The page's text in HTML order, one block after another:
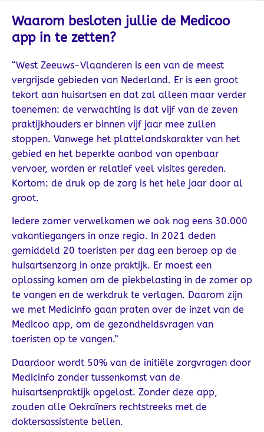
Waarom besloten jullie de Medicoo
app in te zetten?
“West Zeeuws-Vlaanderen is een van de meest
vergrijsde gebieden van Nederland. Er is een groot
tekort aan huisartsen en dat zal alleen maar verder
toenemen: de verwachting is dat vijf van de zeven
praktijkhouders er binnen vijf jaar mee zullen
stoppen. Vanwege het plattelandskarakter van het
gebied en het beperkte aanbod van openbaar
vervoer, worden er relatief veel visites gereden.
Kortom: de druk op de zorg is het hele jaar door al
groot.
Iedere zomer verwelkomen we ook nog eens 30.000
vakantiegangers in onze regio. In 2021 deden
gemiddeld 20 toeristen per dag een beroep op de
huisartsenzorg in onze praktijk. Er moest een
oplossing komen om de piekbelasting in de zomer op
te vangen en de werkdruk te verlagen. Daarom zijn
we met Medicinfo gaan praten over de inzet van de
Medicoo app, om de gezondheidsvragen van
toeristen op te vangen.”
Daardoor wordt 50% van de initiële zorgvragen door
Medicinfo zonder tussenkomst van de
huisartsenpraktijk opgelost. Zonder deze app,
zouden alle Oekraïners rechtstreeks met de
doktersassistente bellen.